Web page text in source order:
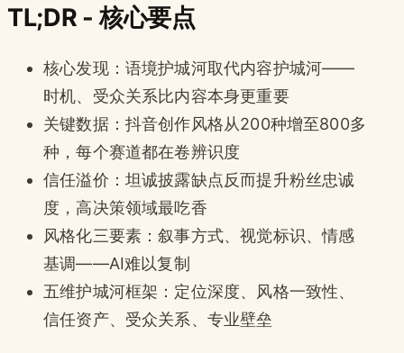
TL;DR - 核心要点
核心发现：语境护城河取代内容护城河——
时机、受众关系比内容本身更重要
关键数据：抖音创作风格从200种增至800多
种，每个赛道都在卷辨识度
信任溢价：坦诚披露缺点反而提升粉丝忠诚
度，高决策领域最吃香
风格化三要素：叙事方式、视觉标识、情感
基调——AI难以复制
五维护城河框架：定位深度、风格一致性、
信任资产、受众关系、专业壁垒